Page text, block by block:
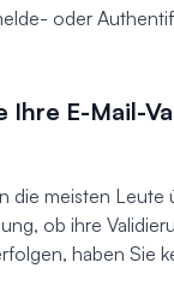
oder
Ihre E-Mail-
die meisten Leute
ob ihre
haben Sie